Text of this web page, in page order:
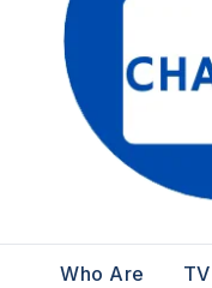
Who Are TV